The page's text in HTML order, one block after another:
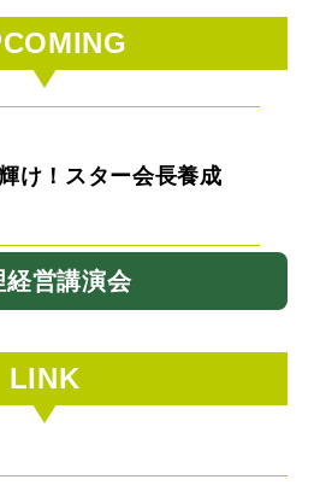
け！スター会長養成
経営講演会
LINK